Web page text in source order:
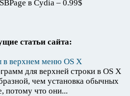
в Cydia – 0.99$
статьи сайта:
верхнем меню OS X
для верхней строки в OS X
чем установка обычных
потому что они...